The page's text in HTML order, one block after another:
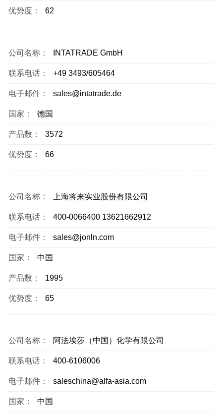
优势度： 62
公司名称： INTATRADE GmbH
联系电话： +49 3493/605464
电子邮件： sales@intatrade.de
国家： 德国
产品数： 3572
优势度： 66
公司名称： 上海将来实业股份有限公司
联系电话： 400-0066400 13621662912
电子邮件： sales@jonln.com
国家： 中国
产品数： 1995
优势度： 65
公司名称： 阿法埃莎（中国）化学有限公司
联系电话： 400-6106006
电子邮件： saleschina@alfa-asia.com
国家： 中国